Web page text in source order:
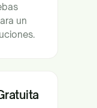
un